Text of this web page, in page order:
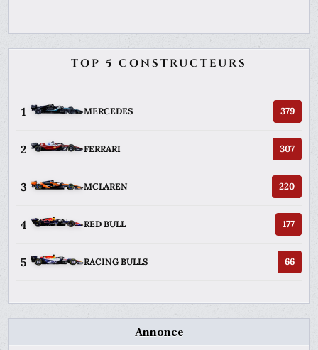
TOP 5 CONSTRUCTEURS
1 MERCEDES 379
2 FERRARI 307
3 MCLAREN 220
4 RED BULL 177
5 RACING BULLS 66
Annonce